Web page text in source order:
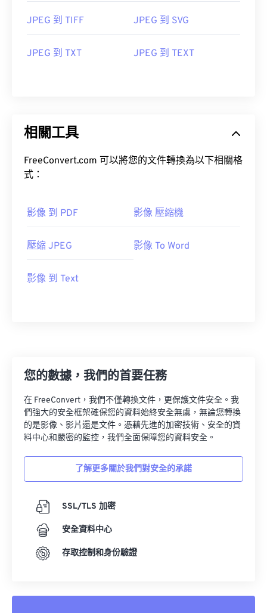
JPEG 到 TIFF JPEG 到 SVG
JPEG 到 TXT JPEG 到 TEXT
相關工具
FreeConvert.com 可以將您的文件轉換為以下相關格
式：
影像 到 PDF 影像 壓縮機
壓縮 JPEG 影像 To Word
影像 到 Text
您的數據，我們的首要任務
在 FreeConvert，我們不僅轉換文件，更保護文件安全。我
們強大的安全框架確保您的資料始終安全無虞，無論您轉換
的是影像、影片還是文件。憑藉先進的加密技術、安全的資
料中心和嚴密的監控，我們全面保障您的資料安全。
了解更多關於我們對安全的承諾
SSL/TLS 加密
安全資料中心
存取控制和身份驗證